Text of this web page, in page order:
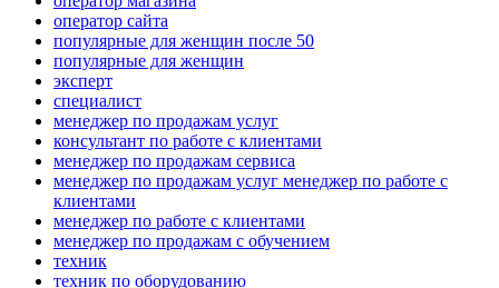
оператор сайта
популярные для женщин после 50
популярные для женщин
эксперт
специалист
менеджер по продажам услуг
консультант по работе с клиентами
менеджер по продажам сервиса
менеджер по продажам услуг менеджер по работе с
клиентами
менеджер по работе с клиентами
менеджер по продажам с обучением
техник
техник по оборудованию